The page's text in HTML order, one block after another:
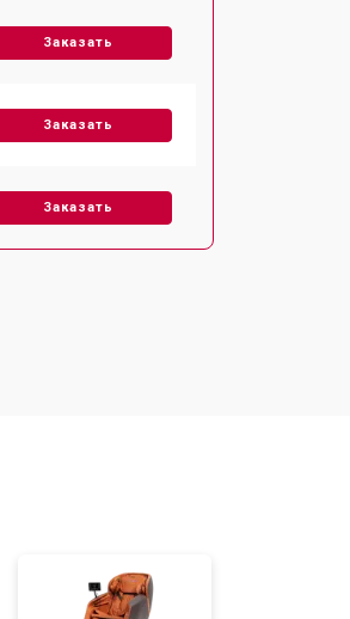
Заказать
Заказать
Заказать